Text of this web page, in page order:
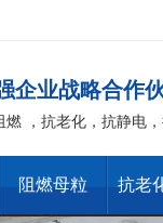
企业战略合作
，抗老化，抗静电
阻燃母粒 抗老